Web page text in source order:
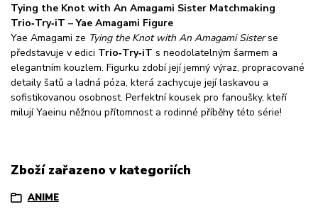
Tying the Knot with An Amagami Sister Matchmaking
Trio‑Try‑iT – Yae Amagami Figure
Yae Amagami ze Tying the Knot with An Amagami Sisterse
představuje v edici Trio‑Try‑iT s neodolatelným šarmem a
elegantním kouzlem. Figurku zdobí její jemný výraz, propracované
detaily šatů a ladná póza, která zachycuje její laskavou a
sofistikovanou osobnost. Perfektní kousek pro fanoušky, kteří
milují Yaeinu něžnou přítomnost a rodinné příběhy této série!
Zboží zařazeno v kategoriích
ANIME